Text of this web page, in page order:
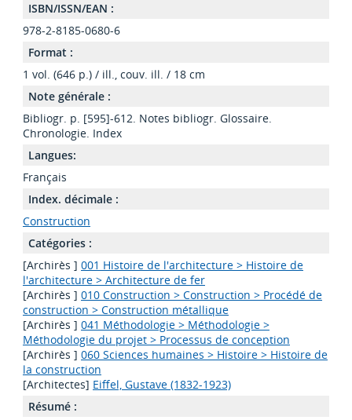
ISBN/ISSN/EAN :
978-2-8185-0680-6
Format :
1 vol. (646 p.) / ill., couv. ill. / 18 cm
Note générale :
Bibliogr. p. [595]-612. Notes bibliogr. Glossaire.
Chronologie. Index
Langues:
Français
Index. décimale :
Construction
Catégories :
[Archirès ] 001 Histoire de l'architecture > Histoire de
l'architecture > Architecture de fer
[Archirès ] 010 Construction > Construction > Procédé de
construction > Construction métallique
[Archirès ] 041 Méthodologie > Méthodologie >
Méthodologie du projet > Processus de conception
[Archirès ] 060 Sciences humaines > Histoire > Histoire de
la construction
[Architectes] Eiffel, Gustave (1832-1923)
Résumé :